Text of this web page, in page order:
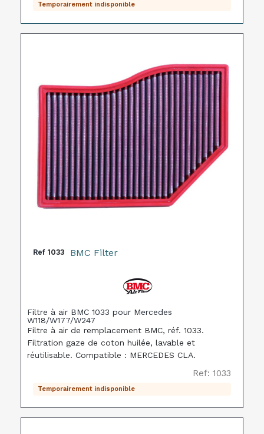
Temporairement indisponible
Ref 1033 BMC Filter
Filtre à air BMC 1033 pour Mercedes
W118/W177/W247
Filtre à air de remplacement BMC, réf. 1033.
Filtration gaze de coton huilée, lavable et
réutilisable. Compatible : MERCEDES CLA.
Ref: 1033
Temporairement indisponible